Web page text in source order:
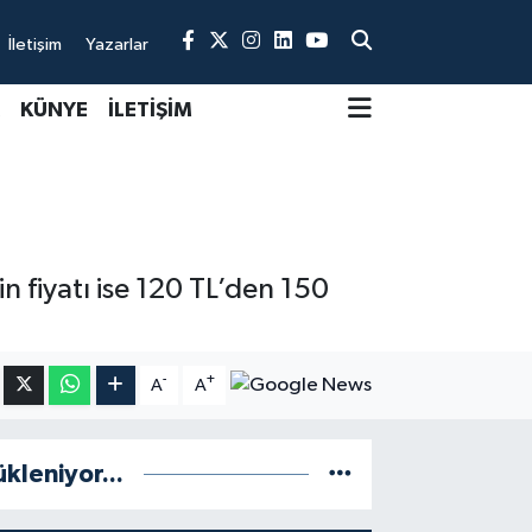
İletişim Yazarlar
KÜNYE İLETİŞİM
fiyatı ise 120 TL’den 150
A- A+